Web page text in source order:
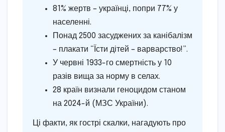
81% жертв – українці, попри 77% у
населенні.
Понад 2500 засуджених за канібалізм
– плакати “Їсти дітей – варварство!”.
У червні 1933-го смертність у 10
разів вища за норму в селах.
28 країн визнали геноцидом станом
на 2024-й (МЗС України).
Ці факти, як гострі скалки, нагадують про